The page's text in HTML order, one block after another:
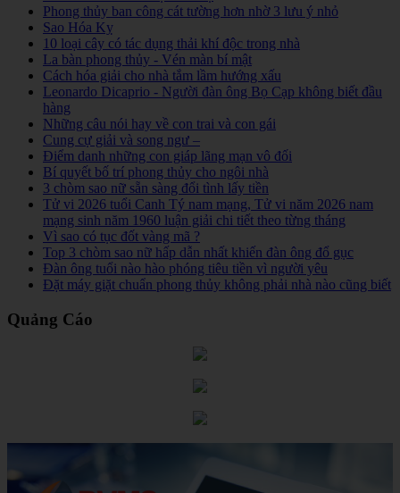
Phong thủy ban công cát tường hơn nhờ 3 lưu ý nhỏ
Sao Hóa Kỵ
10 loại cây có tác dụng thải khí độc trong nhà
La bàn phong thủy - Vén màn bí mật
Cách hóa giải cho nhà tắm lầm hướng xấu
Leonardo Dicaprio - Người đàn ông Bọ Cạp không biết đầu
hàng
Những câu nói hay về con trai và con gái
Cung cự giải và song ngư –
Điểm danh những con giáp lãng mạn vô đối
Bí quyết bố trí phong thủy cho ngôi nhà
3 chòm sao nữ sẵn sàng đổi tình lấy tiền
Tử vi 2026 tuổi Canh Tý nam mạng, Tử vi năm 2026 nam
mạng sinh năm 1960 luận giải chi tiết theo từng tháng
Vì sao có tục đốt vàng mã ?
Top 3 chòm sao nữ hấp dẫn nhất khiến đàn ông đổ gục
Đàn ông tuổi nào hào phóng tiêu tiền vì người yêu
Đặt máy giặt chuẩn phong thủy không phải nhà nào cũng biết
Quảng Cáo